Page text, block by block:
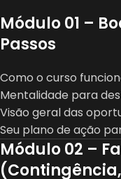
Módulo 01 –
Passos
Como o curso
Mentalidade para
Visão geral das
Seu plano de ação
Módulo 02 –